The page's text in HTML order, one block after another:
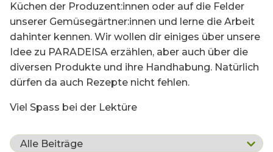
Küchen der Produzent:innen oder auf die Felder
unserer Gemüsegärtner:innen und lerne die Arbeit
dahinter kennen. Wir wollen dir einiges über unsere
Idee zu PARADEISA erzählen, aber auch über die
diversen Produkte und ihre Handhabung. Natürlich
dürfen da auch Rezepte nicht fehlen.
Viel Spass bei der Lektüre